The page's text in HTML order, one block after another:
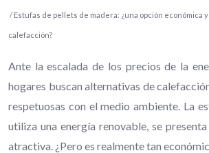
/ Estufas de pellets de madera: ¿una opción económica
calefacción?
Ante la escalada de los precios de la
hogares buscan alternativas de
respetuosas con el medio ambiente. La
utiliza una energía renovable, se
atractiva. ¿Pero es realmente tan